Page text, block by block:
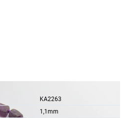
KA2263
1,1mm